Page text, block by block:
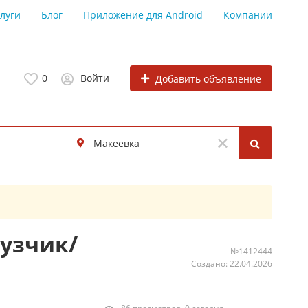
Блог Приложение для Android Компании
0 Войти Добавить объявление
№1412444
Создано: 22.04.2026